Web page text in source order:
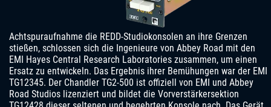
Achtspuraufnahme die REDD-Studiokonsolen an ihre Grenzen
stießen, schlossen sich die Ingenieure von Abbey Road mit den
EMI Hayes Central Research Laboratories zusammen, um einen
Ersatz zu entwickeln. Das Ergebnis ihrer Bemühungen war der EMI
TG12345. Der Chandler TG2-500 ist offiziell von EMI und Abbey
Road Studios lizenziert und bildet die Vorverstärkersektion